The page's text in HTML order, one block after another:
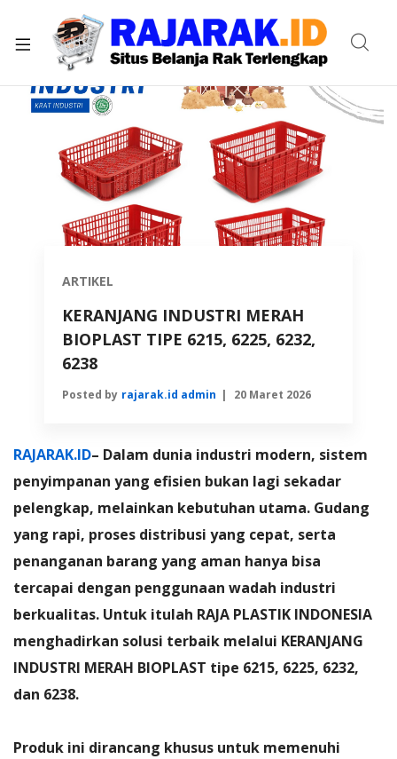
ARTIKEL
KERANJANG INDUSTRI MERAH
BIOPLAST TIPE 6215, 6225, 6232,
6238
Posted by rajarak.id admin 20 Maret 2026
RAJARAK.ID– Dalam dunia industri modern, sistem
penyimpanan yang efisien bukan lagi sekadar
pelengkap, melainkan kebutuhan utama. Gudang
yang rapi, proses distribusi yang cepat, serta
penanganan barang yang aman hanya bisa
tercapai dengan penggunaan wadah industri
berkualitas. Untuk itulah RAJA PLASTIK INDONESIA
menghadirkan solusi terbaik melalui KERANJANG
INDUSTRI MERAH BIOPLAST tipe 6215, 6225, 6232,
dan 6238.
Produk ini dirancang khusus untuk memenuhi